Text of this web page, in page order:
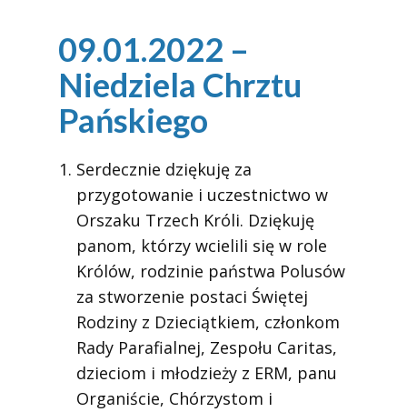
09.01.2022 –
Niedziela Chrztu
Pańskiego
Serdecznie dziękuję za
przygotowanie i uczestnictwo w
Orszaku Trzech Króli. Dziękuję
panom, którzy wcielili się w role
Królów, rodzinie państwa Polusów
za stworzenie postaci Świętej
Rodziny z Dzieciątkiem, członkom
Rady Parafialnej, Zespołu Caritas,
dzieciom i młodzieży z ERM, panu
Organiście, Chórzystom i